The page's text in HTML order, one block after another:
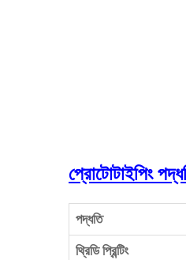
প্রোটোটাইপিং
পদ্ধতি
থ্রিডি প্রিন্টিং